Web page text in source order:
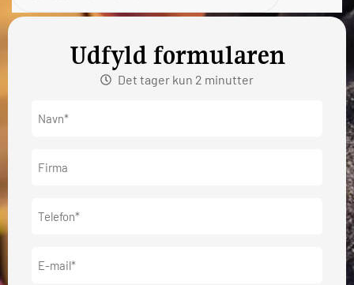
Udfyld formularen
Det tager kun 2 minutter
(Påkrævet)
(Påkrævet)
mail